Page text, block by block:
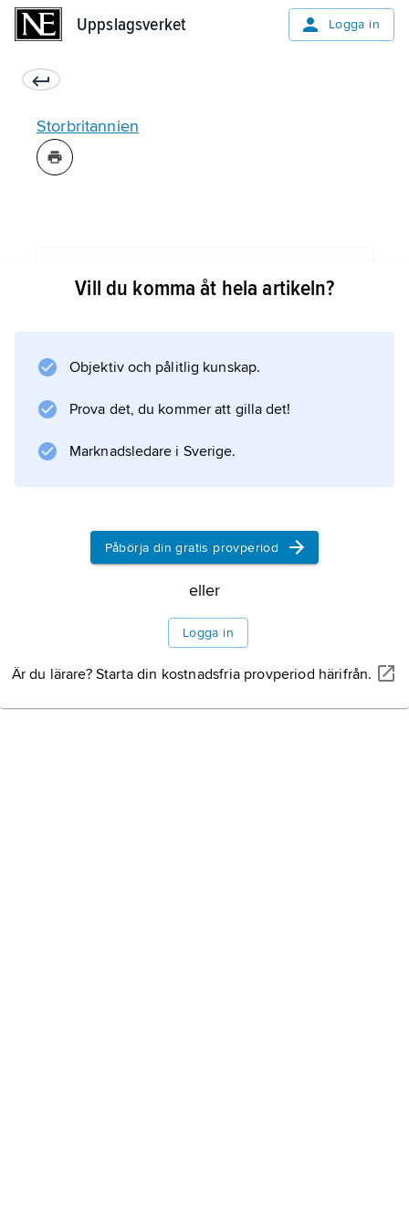
Uppslagsverket Logga in
Storbritannien
Vill du komma åt hela artikeln?
Objektiv och pålitlig kunskap.
Prova det, du kommer att gilla det!
Marknadsledare i Sverige.
Påbörja din gratis provperiod
eller
Logga in
Är du lärare? Starta din kostnadsfria provperiod härifrån.